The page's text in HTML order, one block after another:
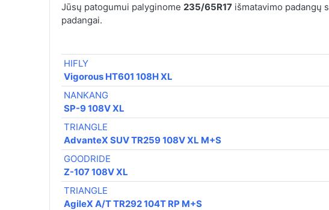
Jūsų patogumui palyginome 235/65R17išmatavimo padangų
padangai.
HIFLY
Vigorous HT601 108H XL
NANKANG
SP-9 108V XL
TRIANGLE
AdvanteX SUV TR259 108V XL M+S
GOODRIDE
Z-107 108V XL
TRIANGLE
AgileX A/T TR292 104T RP M+S